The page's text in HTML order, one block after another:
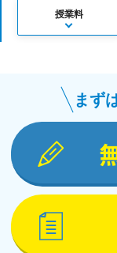
授業料
まず